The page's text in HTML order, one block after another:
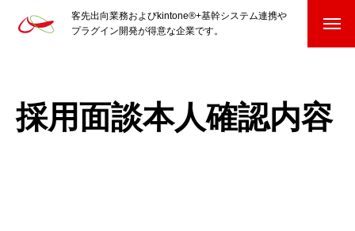
客先出向業務およびkintone®+基幹システム連携や
プラグイン開発が得意な企業です。
kintone®+基幹システムおよびプラグイン
採用面談本人確認内容